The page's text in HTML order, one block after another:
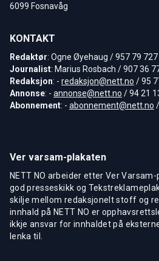
6099 Fosnavåg
KONTAKT
Redaktør: Ogne Øyehaug / 957 79 727
Journalist: Marius Rosbach / 907 36
Redaksjon: - redaksjon@nett.no / 95
Annonse: - annonse@nett.no / 94 21
Abonnement: - abonnement@nett.no
Ver varsam-plakaten
NETT NO arbeider etter Ver
god presseskikk og
skilje mellom redaksjonelt stoff og
innhald på NETT NO er
ikkje ansvar for innhaldet på
lenka til.